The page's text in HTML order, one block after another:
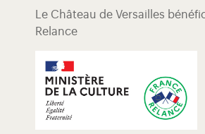
Le Château de Versailles
Relance